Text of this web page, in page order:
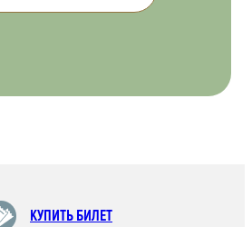
КУПИТЬ БИЛЕТ